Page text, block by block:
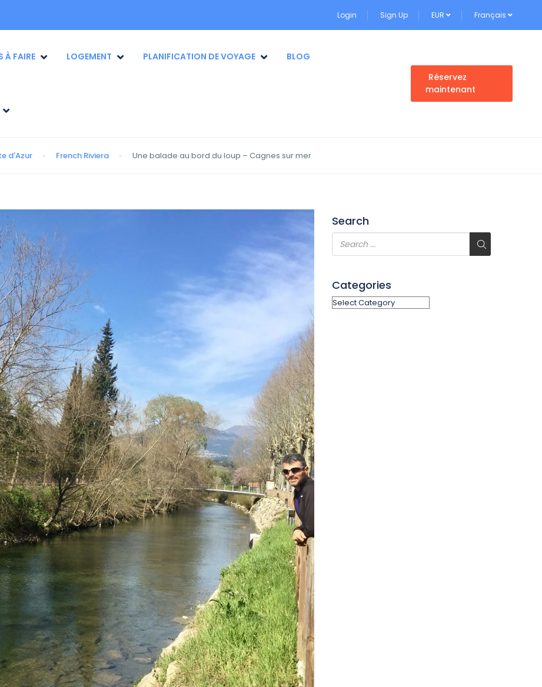
Login Sign Up EUR Français
À FAIRE LOGEMENT PLANIFICATION DE VOYAGE BLOG
Réservez
maintenant
d'Azur French Riviera Une balade au bord du loup – Cagnes sur mer
Search
Categories